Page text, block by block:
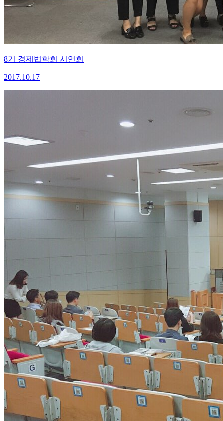
8기 경제법학회 시연회
2017.10.17